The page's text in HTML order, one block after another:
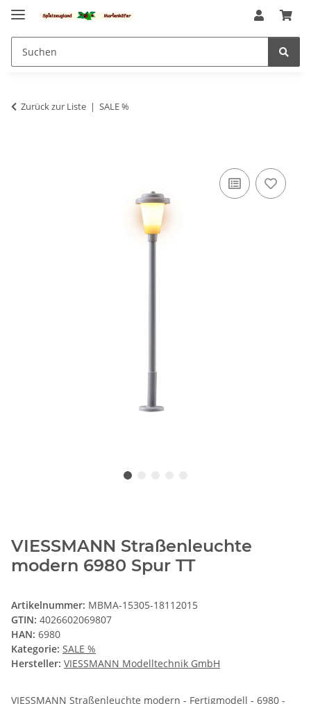
Zurück zur Liste SALE %
VIESSMANN Straßenleuchte
modern 6980 Spur TT
Artikelnummer: MBMA-15305-18112015
GTIN: 4026602069807
HAN: 6980
Kategorie: SALE %
Hersteller: VIESSMANN Modelltechnik GmbH
VIESSMANN Straßenleuchte modern - Fertigmodell - 6980 -